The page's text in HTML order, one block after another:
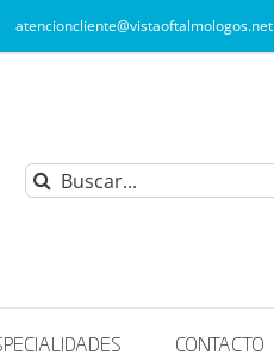
atencioncliente@vistaoftalmologos.net
Buscar:
CONTACTO